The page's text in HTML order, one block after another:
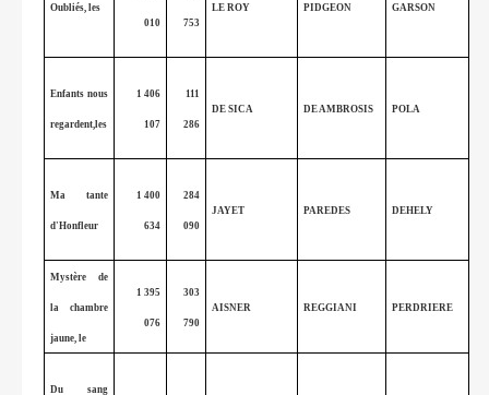
Oubliés, les
010 753
LE ROY PIDGEON GARSON
Enfants nous
regardent,les
1 406
107
111
286
DE SICA DE AMBROSIS POLA
Ma tante
d'Honfleur
1 400
634
284
090
JAYET PAREDES DEHELY
Mystère de
la chambre
jaune, le
1 395
076
303
790
AISNER REGGIANI PERDRIERE
Du sang